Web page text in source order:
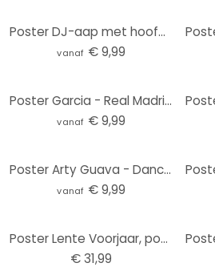
Poster DJ-aap met hoofdtelefoon - Magnusson
vanaf € 9,99
Poster Garcia - Real Madrid - Santiago Bernabéu Stadion
vanaf € 9,99
Poster Arty Guava - Dancing in the Moonlight
vanaf € 9,99
Poster Lente Voorjaar, poster (120 x 80 cm)
€ 31,99